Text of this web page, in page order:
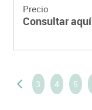
Precio
Consultar aquí
3 4 5